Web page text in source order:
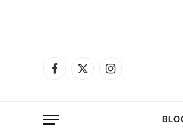
Facebook
X
Instagram